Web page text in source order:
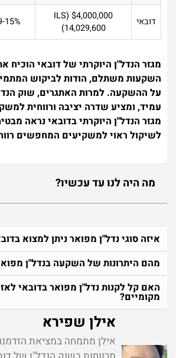
דובאי
$4,000,000 (ILS
14,029,600)
15%
מגזר הנדל"ן היוקרתי של דובאי הוכיח
השקעות משתלם, הודות לביקוש
על ההשקעה. למרות האתגרים, שוק
עמיד, ומציע שדרה יציבה ורווחית
מגזר הנדל"ן היוקרתי בדובאי נראה
לשיקול ראוי למשקיעים המחפשים
מה היה לנו עד עכשיו?
איזה סוגי נדל"ן מפואר ניתן למצוא
מהם היתרונות של השקעה בנדל"ן
האם קל לקנות נדל"ן מפואר בדובאי
מקומיים?
אילן שפירא
אילן מתמחה במציאת